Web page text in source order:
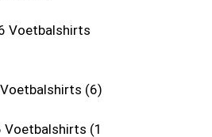
Voetbalshirts
6
Voetbalshirts 1